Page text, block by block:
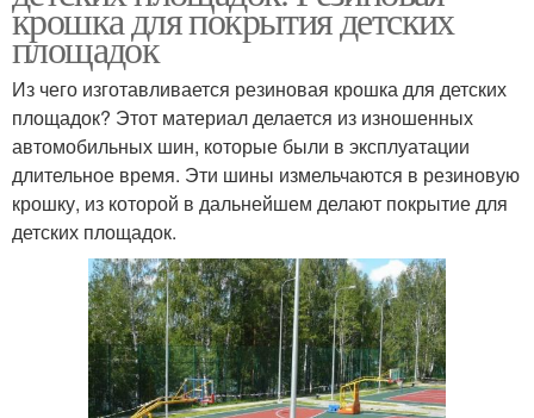
крошка для покрытия детских
площадок
Из чего изготавливается резиновая крошка для детских
площадок? Этот материал делается из изношенных
автомобильных шин, которые были в эксплуатации
длительное время. Эти шины измельчаются в резиновую
крошку, из которой в дальнейшем делают покрытие для
детских площадок.